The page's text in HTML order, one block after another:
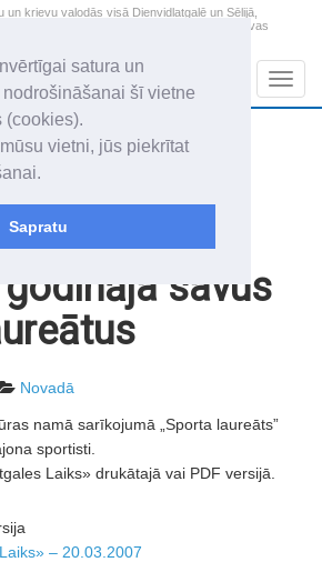
satura un
nodrošināšanai šī vietne
(cookies).
vietni, jūs piekrītat
Sapratu
un krievu valodās visā Dienvidlatgalē un Sēlijā,
aptver Daugavpils valstspilsētu, Augšdaugavas
+13.2
savus
Novadā
namā sarīkojumā „Sporta laureāts”
sportisti.
Laiks» drukātajā vai PDF versijā.
– 20.03.2007